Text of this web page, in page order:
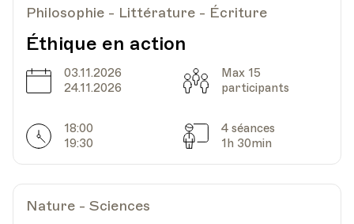
Date
Date03.12.2025 Heure
18.30
Philosophie - Littérature - Écriture
Éthique en action
Date
03.11.2026
24.11.2026
Capacité
Max 15
participants
Horarires
18:00
19:30
Séances
4 séances
1h 30min
Nature - Sciences